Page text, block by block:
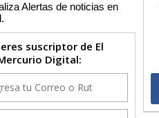
Alertas de noticias en
eres suscriptor de El
Digital: